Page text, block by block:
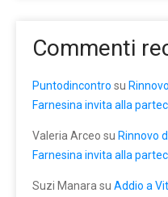
Commenti
Puntodincontro su
Farnesina invita alla
Valeria Arceo su Rinnovo
Farnesina invita alla
Suzi Manara su Addio a